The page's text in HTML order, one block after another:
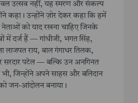
उत्सव नहीं, यह स्मरण और संकल्प
कहा। उन्होंने ज़ोर देकर कहा कि हमें
को याद रखना चाहिए जिनके
में दर्ज हैं — गांधीजी, भगत सिंह,
लाजपत राय, बाल गंगाधर तिलक,
सरदार पटेल — बल्कि उन अनगिनत
जिन्होंने अपने साहस और बलिदान
को जन-आंदोलन बनाया।